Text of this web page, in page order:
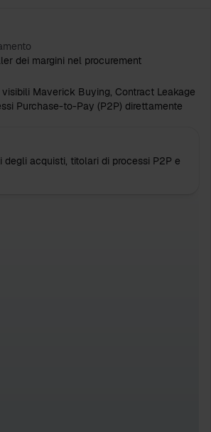
dei margini nel procurement
Maverick Buying, Contract Leakage
Purchase-to-Pay (P2P) direttamente
degli acquisti, titolari di processi P2P e